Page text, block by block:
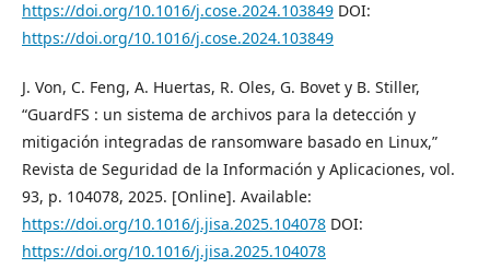
https://doi.org/10.1016/j.cose.2024.103849 DOI:
https://doi.org/10.1016/j.cose.2024.103849
J. Von, C. Feng, A. Huertas, R. Oles, G. Bovet y B. Stiller,
“GuardFS : un sistema de archivos para la detección y
mitigación integradas de ransomware basado en Linux,”
Revista de Seguridad de la Información y Aplicaciones, vol.
93, p. 104078, 2025. [Online]. Available:
https://doi.org/10.1016/j.jisa.2025.104078 DOI:
https://doi.org/10.1016/j.jisa.2025.104078